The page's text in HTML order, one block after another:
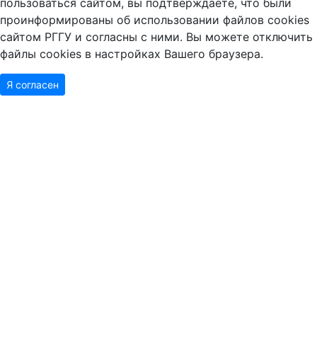
проинформированы об использовании файлов cookies
сайтом РГГУ и согласны с ними. Вы можете отключить
файлы cookies в настройках Вашего браузера.